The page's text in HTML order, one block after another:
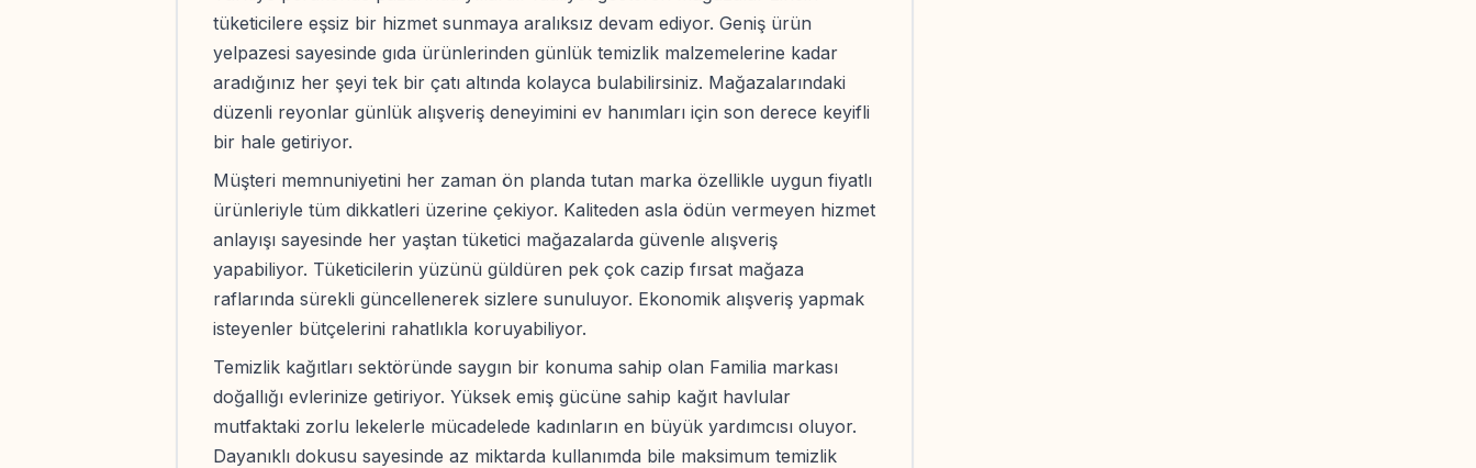
tüketicilere eşsiz bir hizmet sunmaya aralıksız devam ediyor. Geniş ürün
yelpazesi sayesinde gıda ürünlerinden günlük temizlik malzemelerine kadar
aradığınız her şeyi tek bir çatı altında kolayca bulabilirsiniz. Mağazalarındaki
düzenli reyonlar günlük alışveriş deneyimini ev hanımları için son derece keyifli
bir hale getiriyor.
Müşteri memnuniyetini her zaman ön planda tutan marka özellikle uygun fiyatlı
ürünleriyle tüm dikkatleri üzerine çekiyor. Kaliteden asla ödün vermeyen hizmet
anlayışı sayesinde her yaştan tüketici mağazalarda güvenle alışveriş
yapabiliyor. Tüketicilerin yüzünü güldüren pek çok cazip fırsat mağaza
raflarında sürekli güncellenerek sizlere sunuluyor. Ekonomik alışveriş yapmak
isteyenler bütçelerini rahatlıkla koruyabiliyor.
Temizlik kağıtları sektöründe saygın bir konuma sahip olan Familia markası
doğallığı evlerinize getiriyor. Yüksek emiş gücüne sahip kağıt havlular
mutfaktaki zorlu lekelerle mücadelede kadınların en büyük yardımcısı oluyor.
Dayanıklı dokusu sayesinde az miktarda kullanımda bile maksimum temizlik